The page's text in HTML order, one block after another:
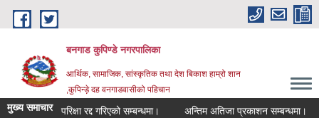
Skip to main content
बनगाड कुपिण्डे नगरपालिका
आर्थिक, सामाजिक, सांस्कृतिक तथा देश बिकाश हाम्रो शान
,कुपिन्ड़े दह वनगाडवासीको पहिचान
मुख्य समाचारपरिक्षा रद्द गरिएको सम्बन्धमा। अन्तिम अतिजा प्रकाशन सम्बन्धमा।